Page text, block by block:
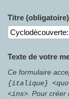
Titre (obligatoire)
Texte de votre
Ce formulaire
{italique}
<ins>. Pour créer